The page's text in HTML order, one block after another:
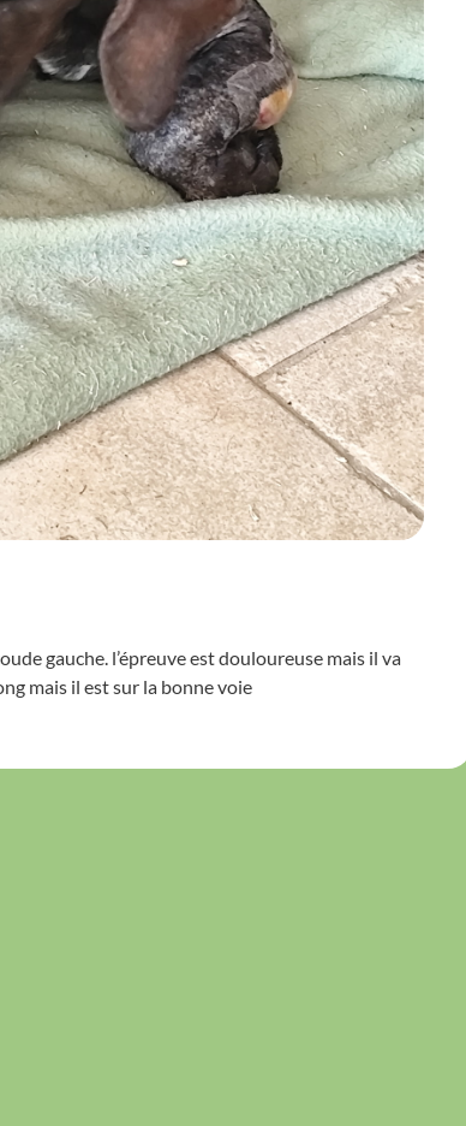
gauche. l’épreuve est douloureuse mais il va
mais il est sur la bonne voie